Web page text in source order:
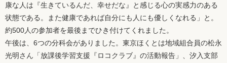
康な人は『生きているんだ、幸せだな』と感じる心の実感力のある
状態である。また健康であれば自分にも人にも優しくなれる」と。
約500人の参加者を最後までひき付けてくれました。
午後は、6つの分科会がありました。東京ほくとは地域組合員の松永
光明さん「放課後学習支援『ロコクラブ』の活動報告」、汐入支部